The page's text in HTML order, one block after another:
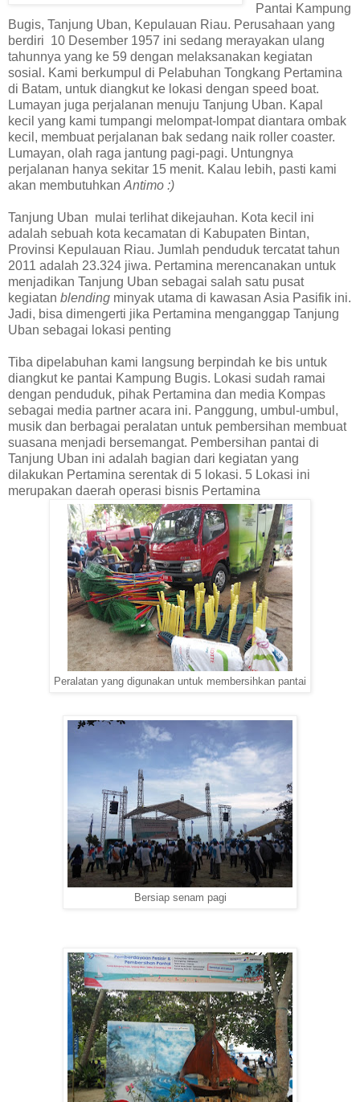
Pantai Kampung
Bugis, Tanjung Uban, Kepulauan Riau. Perusahaan yang
berdiri 10 Desember 1957 ini sedang merayakan ulang
tahunnya yang ke 59 dengan melaksanakan kegiatan
sosial. Kami berkumpul di Pelabuhan Tongkang Pertamina
di Batam, untuk diangkut ke lokasi dengan speed boat.
Lumayan juga perjalanan menuju Tanjung Uban. Kapal
kecil yang kami tumpangi melompat-lompat diantara ombak
kecil, membuat perjalanan bak sedang naik roller coaster.
Lumayan, olah raga jantung pagi-pagi. Untungnya
perjalanan hanya sekitar 15 menit. Kalau lebih, pasti kami
akan membutuhkan Antimo :)
Tanjung Uban mulai terlihat dikejauhan. Kota kecil ini
adalah sebuah kota kecamatan di Kabupaten Bintan,
Provinsi Kepulauan Riau. Jumlah penduduk tercatat tahun
2011 adalah 23.324 jiwa. Pertamina merencanakan untuk
menjadikan Tanjung Uban sebagai salah satu pusat
kegiatan blending minyak utama di kawasan Asia Pasifik ini.
Jadi, bisa dimengerti jika Pertamina menganggap Tanjung
Uban sebagai lokasi penting
Tiba dipelabuhan kami langsung berpindah ke bis untuk
diangkut ke pantai Kampung Bugis. Lokasi sudah ramai
dengan penduduk, pihak Pertamina dan media Kompas
sebagai media partner acara ini. Panggung, umbul-umbul,
musik dan berbagai peralatan untuk pembersihan membuat
suasana menjadi bersemangat. Pembersihan pantai di
Tanjung Uban ini adalah bagian dari kegiatan yang
dilakukan Pertamina serentak di 5 lokasi. 5 Lokasi ini
merupakan daerah operasi bisnis Pertamina
Peralatan yang digunakan untuk membersihkan pantai
Bersiap senam pagi